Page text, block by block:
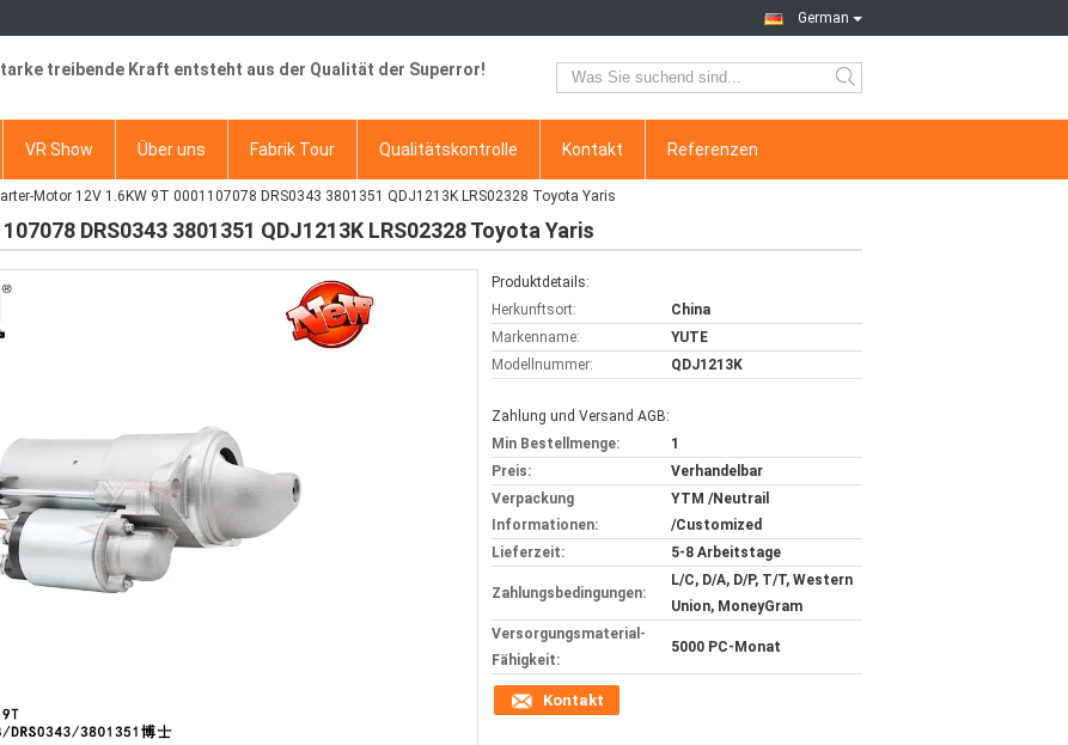
German
treibende Kraft entsteht aus der Qualität der Superror!
VR Show Über uns Fabrik Tour Qualitätskontrolle Kontakt Referenzen
Motor 12V 1.6KW 9T 0001107078 DRS0343 3801351 QDJ1213K LRS02328 Toyota Yaris
DRS0343 3801351 QDJ1213K LRS02328 Toyota Yaris
Produktdetails:
Herkunftsort:
China
Markenname:
YUTE
Modellnummer:
QDJ1213K
Zahlung und Versand AGB:
Min Bestellmenge:
1
Preis:
Verhandelbar
Verpackung
Informationen:
YTM /Neutrail
/Customized
Lieferzeit:
5-8 Arbeitstage
Zahlungsbedingungen:
L/C, D/A, D/P, T/T, Western
Union, MoneyGram
Versorgungsmaterial-
Fähigkeit:
5000 PC-Monat
Kontakt